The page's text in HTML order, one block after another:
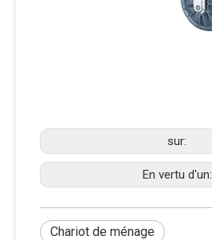
sur:
En vertu d'un:
Chariot de ménage